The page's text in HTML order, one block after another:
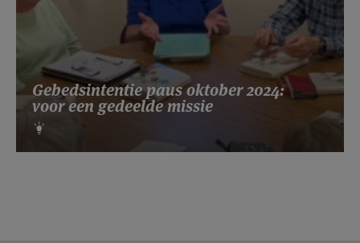
Gebedsintentie paus oktober 2024:
voor een gedeelde missie